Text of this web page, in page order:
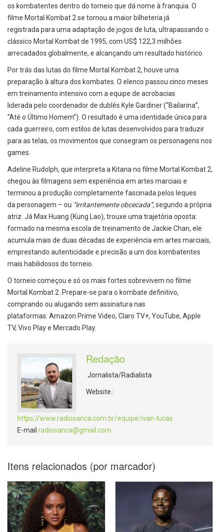
os kombatentes dentro do torneio que dá nome à franquia. O
filme Mortal Kombat 2 se tornou a maior bilheteria já
registrada para uma adaptação de jogos de luta, ultrapassando o
clássico Mortal Kombat de 1995, com US$ 122,3 milhões
arrecadados globalmente, e alcançando um resultado histórico.
Por trás das lutas do filme Mortal Kombat 2, houve uma
preparação à altura dos kombates. O elenco passou cinco meses
em treinamento intensivo com a equipe de acrobacias
liderada pelo coordenador de dublês Kyle Gardiner (“Bailarina”,
“Até o Último Homem”). O resultado é uma identidade única para
cada guerreiro, com estilos de lutas desenvolvidos para traduzir
para as telas, os movimentos que consegram os personagens nos
games.
Adeline Rudolph, que interpreta a Kitana no filme Mortal Kombat 2,
chegou às filmagens sem experiência em artes marciais e
terminou a produção completamente fascinada pelos leques
da personagem – ou “irritantemente obcecada”, segundo a própria
atriz. Já Max Huang (Kung Lao), trouxe uma trajetória oposta:
formado na mesma escola de treinamento de Jackie Chan, ele
acumula mais de duas décadas de experiência em artes marciais,
emprestando autenticidade e precisão a um dos kombatentes
mais habilidosos do torneio.
O torneio começou e só os mais fortes sobrevivem no filme
Mortal Kombat 2. Prepare-se para o kombate definitivo,
comprando ou alugando sem assinatura nas
plataformas: Amazon Prime Video, Claro TV+, YouTube, Apple
TV, Vivo Play e Mercado Play.
Redação
Jornalista/Radialista
Website.:
https://www.radiosanca.com.br/equipe/ivan-lucas
E-mail radiosanca@gmail.com
Itens relacionados (por marcador)